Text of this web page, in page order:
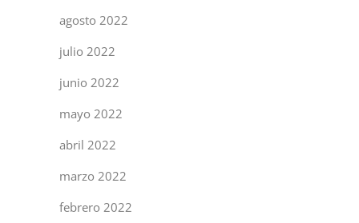
agosto 2022
julio 2022
junio 2022
mayo 2022
abril 2022
marzo 2022
febrero 2022